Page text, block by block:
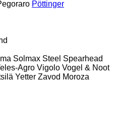
Pöttinger
Solmax Steel Spearhead
Agro Vigolo Vogel & Noot
Yetter Zavod Moroza